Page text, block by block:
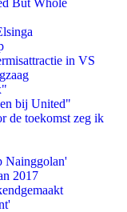
But Whole
in VS
bij United"
de toekomst zeg ik
Nainggolan'
2017